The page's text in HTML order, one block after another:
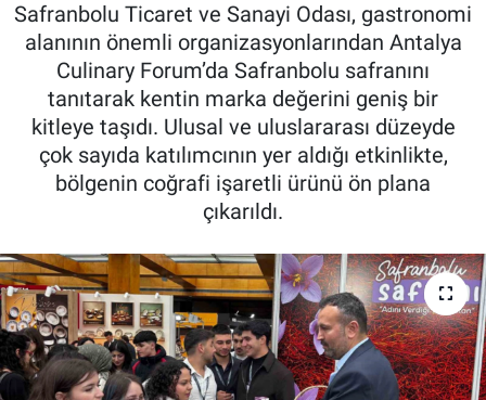
Safranbolu Ticaret ve Sanayi Odası, gastronomi
alanının önemli organizasyonlarından Antalya
Culinary Forum’da Safranbolu safranını
tanıtarak kentin marka değerini geniş bir
kitleye taşıdı. Ulusal ve uluslararası düzeyde
çok sayıda katılımcının yer aldığı etkinlikte,
bölgenin coğrafi işaretli ürünü ön plana
çıkarıldı.